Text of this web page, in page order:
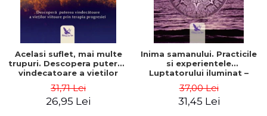
Acelasi suflet, mai multe
trupuri. Descopera puterea
vindecatoare a vietilor
progresiei. Editie revizuita
– Dr. Brain Weiss
31,71 Lei
26,95 Lei
Inima samanului. Practicile
si experientele
Luptatorului iluminat –
37,00 Lei
31,45 Lei